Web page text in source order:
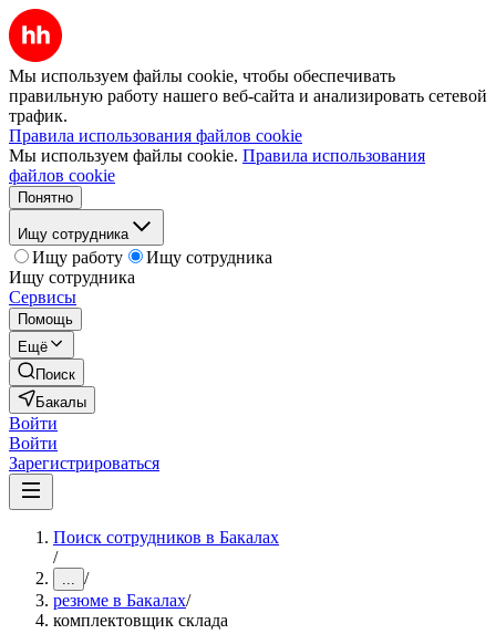
Мы используем файлы cookie, чтобы обеспечивать
правильную работу нашего веб-сайта и анализировать сетевой
трафик.
Правила использования файлов cookie
Мы используем файлы cookie. Правила использования
файлов cookie
Понятно
Ищу сотрудника
Ищу работу
Ищу сотрудника
Ищу сотрудника
Сервисы
Помощь
Ещё
Поиск
Бакалы
Войти
Войти
Зарегистрироваться
Поиск сотрудников в Бакалах
/
... /
резюме в Бакалах/
комплектовщик склада